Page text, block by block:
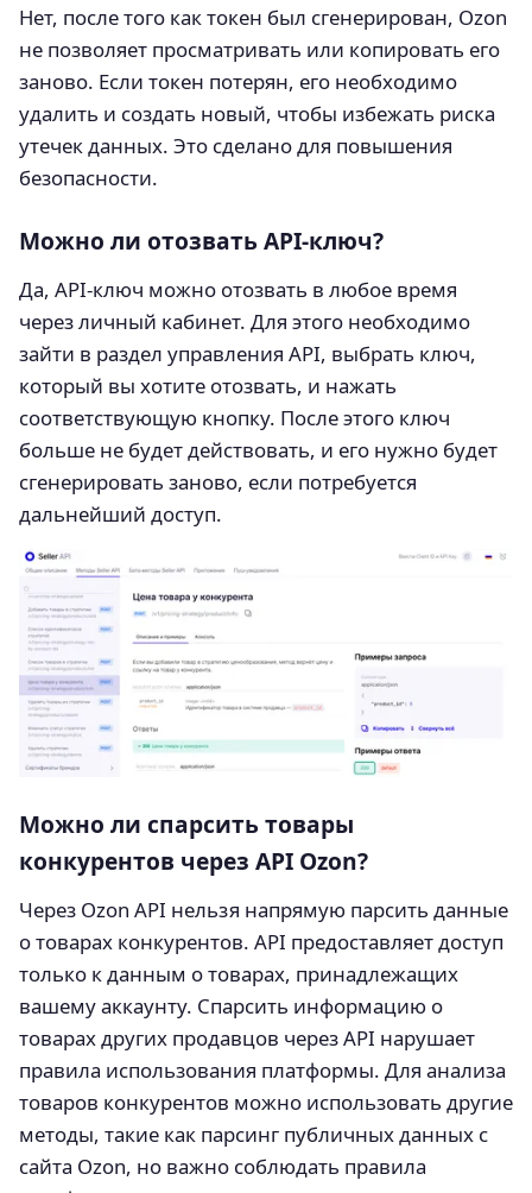
Нет, после того как токен был сгенерирован, Ozon
не позволяет просматривать или копировать его
заново. Если токен потерян, его необходимо
удалить и создать новый, чтобы избежать риска
утечек данных. Это сделано для повышения
безопасности.
Можно ли отозвать API-ключ?
Да, API-ключ можно отозвать в любое время
через личный кабинет. Для этого необходимо
зайти в раздел управления API, выбрать ключ,
который вы хотите отозвать, и нажать
соответствующую кнопку. После этого ключ
больше не будет действовать, и его нужно будет
сгенерировать заново, если потребуется
дальнейший доступ.
Можно ли спарсить товары
конкурентов через API Ozon?
Через Ozon API нельзя напрямую парсить данные
о товарах конкурентов. API предоставляет доступ
только к данным о товарах, принадлежащих
вашему аккаунту. Спарсить информацию о
товарах других продавцов через API нарушает
правила использования платформы. Для анализа
товаров конкурентов можно использовать другие
методы, такие как парсинг публичных данных с
сайта Ozon, но важно соблюдать правила